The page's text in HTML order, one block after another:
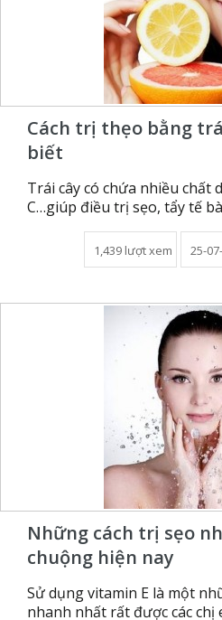
Cách trị thẹo bằng
biết
Trái cây có chứa nhiều chất
C…giúp điều trị sẹo, tẩy tế
1,439 lượt xem 25-
Những cách trị sẹo
chuộng hiện nay
Sử dụng vitamin E là một
nhanh nhất rất được các chị